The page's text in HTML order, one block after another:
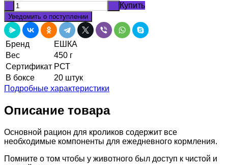
Купить
Уведомить о поступлении
Бренд
ЕШКА
Вес
450 г
Сертификат РСТ
В боксе
20 штук
Подробные характеристики
Описание товара
Основной рацион для кроликов содержит все
необходимые компоненты для ежедневного кормления.
Помните о том чтобы у животного был доступ к чистой и